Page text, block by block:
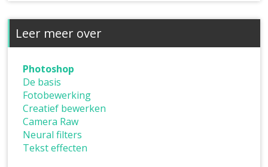
Leer meer over
Photoshop
De basis
Fotobewerking
Creatief bewerken
Camera Raw
Neural filters
Tekst effecten